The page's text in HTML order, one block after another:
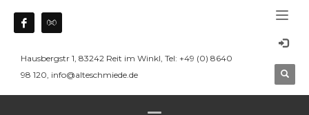
Hausbergstr 1, 83242 Reit im Winkl, Tel: +49 (0) 8640
98 120, info@alteschmiede.de